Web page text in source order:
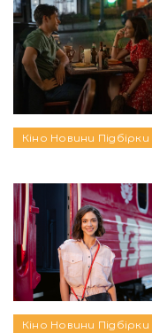
Кіно Новини Підбірки
Кіно Новини Підбірки